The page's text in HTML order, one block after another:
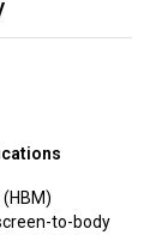
to-body